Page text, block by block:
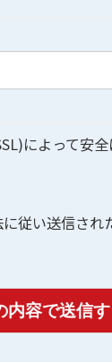
によって安
に従い送信さ